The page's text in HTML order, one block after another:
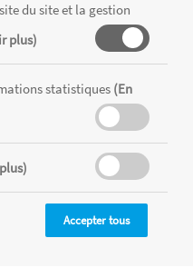
du site et la gestion
plus)
statistiques (En
Accepter tous
des stocks disponibles de
CONDITIONS GÉNÉRALES